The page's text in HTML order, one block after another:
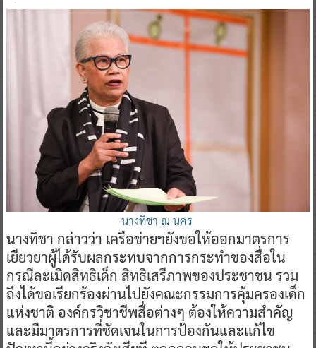
นางทิชา ณ นคร
นางทิชา กล่าวว่า เครือข่ายฯยังขอให้ออกมาตรการ
เยียวยาผู้ได้รับผลกระทบจากการกระทำของสื่อใน
กรณีละเมิดสิทธิเด็ก สิทธิเสรีภาพของประชาชน รวม
ถึงได้ขอเรียกร้องผ่านไปยังคณะกรรมการคุ้มครองเด็ก
แห่งชาติ องค์กรวิชาชีพสื่อต่างๆ ต้องให้ความสําคัญ
และมีมาตรการที่ชัดเจนในการป้องกันและเเก้ไข